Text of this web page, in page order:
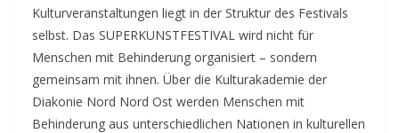
Kulturveranstaltungen liegt in der Struktur des Festivals
selbst. Das SUPERKUNSTFESTIVAL wird nicht für
Menschen mit Behinderung organisiert – sondern
gemeinsam mit ihnen. Über die Kulturakademie der
Diakonie Nord Nord Ost werden Menschen mit
Behinderung aus unterschiedlichen Nationen in kulturellen